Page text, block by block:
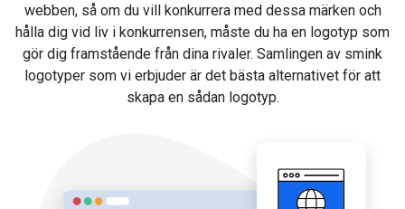
webben, så om du vill konkurrera med dessa märken och
hålla dig vid liv i konkurrensen, måste du ha en logotyp som
gör dig framstående från dina rivaler. Samlingen av smink
logotyper som vi erbjuder är det bästa alternativet för att
skapa en sådan logotyp.